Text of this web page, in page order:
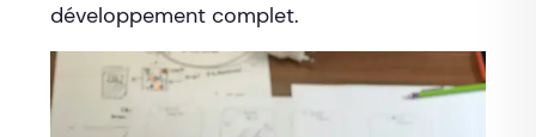
développement complet.